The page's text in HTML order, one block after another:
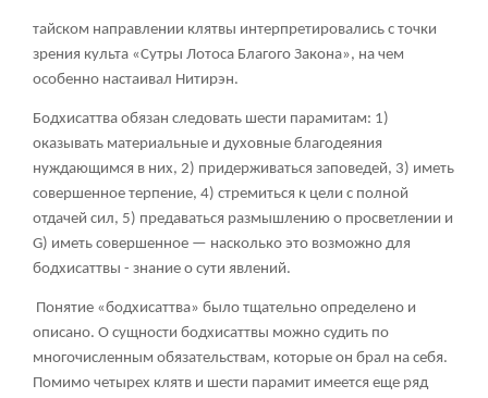
тайском направлении клятвы интерпретировались с точки
зрения культа «Сутры Лотоса Благого Закона», на чем
особенно настаивал Нитирэн.
Бодхисаттва обязан следовать шести парамитам: 1)
оказывать материальные и духовные благодеяния
нуждающимся в них, 2) придерживаться заповедей, 3) иметь
совершенное терпение, 4) стремиться к цели с полной
отдачей сил, 5) предаваться размышлению о просветлении и
G) иметь совершенное — насколько это возможно для
бодхисаттвы - знание о сути явлений.
Понятие «бодхисаттва» было тщательно определено и
описано. О сущности бодхисаттвы можно судить по
многочисленным обязательствам, которые он брал на себя.
Помимо четырех клятв и шести парамит имеется еще ряд